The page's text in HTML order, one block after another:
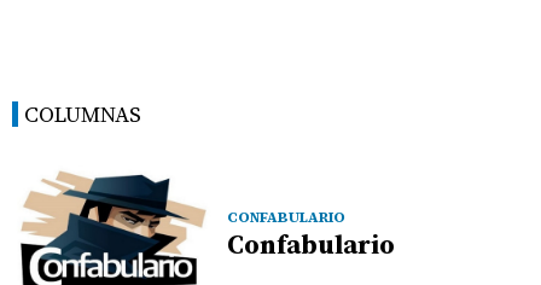
COLUMNAS
CONFABULARIO
Confabulario